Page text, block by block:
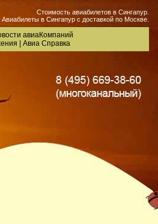
Стоимость авиабилетов в Сингапур.
Авиабилеты в Сингапур с доставкой по Москве.
авиаКомпаний
Авиа Справка